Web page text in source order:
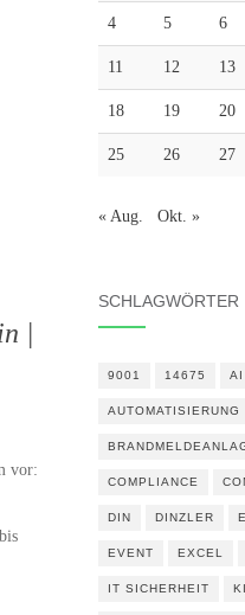
|
vor:
4 5 6
11 12 13
18 19 20
25 26 27
« Aug. Okt. »
SCHLAGWÖRTER
9001 14675 AI
AUTOMATISIERUNG
COMPLIANCE
DIN DINZLER
EVENT EXCEL
IT SICHERHEIT KI